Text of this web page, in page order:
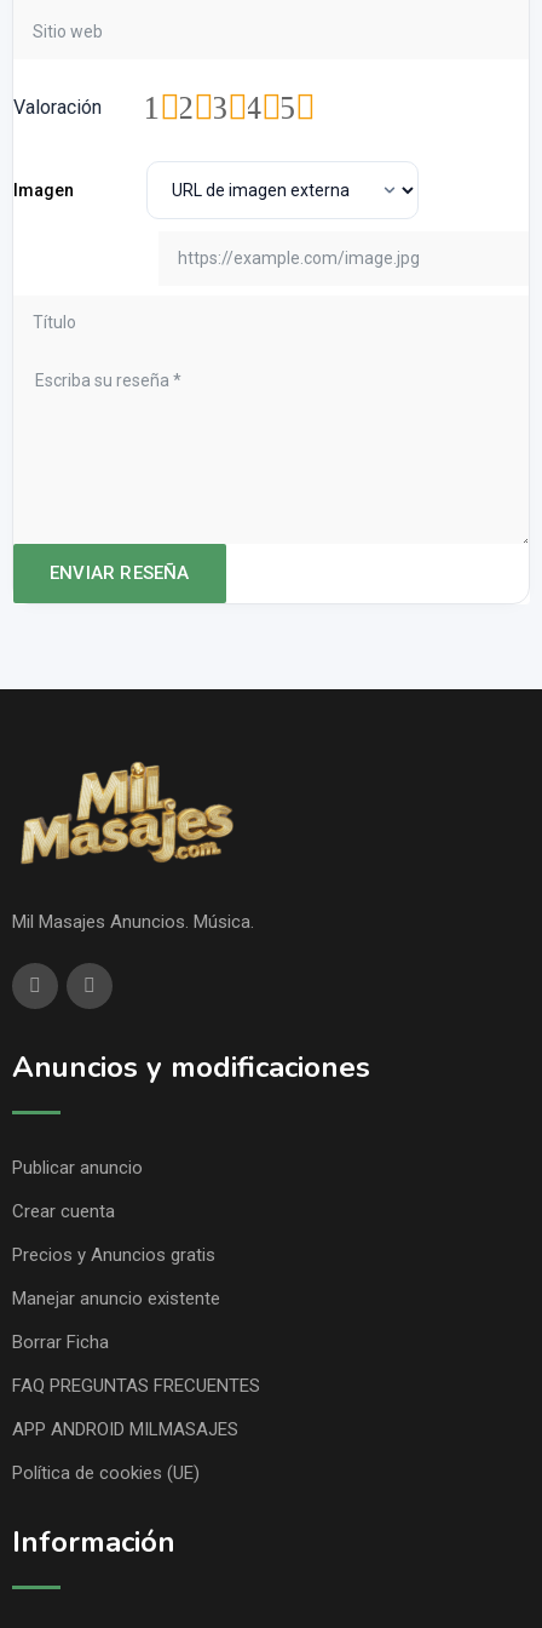
Valoración 5
4
3
2
1
Imagen
Mil Masajes Anuncios. Música.
Anuncios y modificaciones
Publicar anuncio
Crear cuenta
Precios y Anuncios gratis
Manejar anuncio existente
Borrar Ficha
FAQ PREGUNTAS FRECUENTES
APP ANDROID MILMASAJES
Política de cookies (UE)
Información